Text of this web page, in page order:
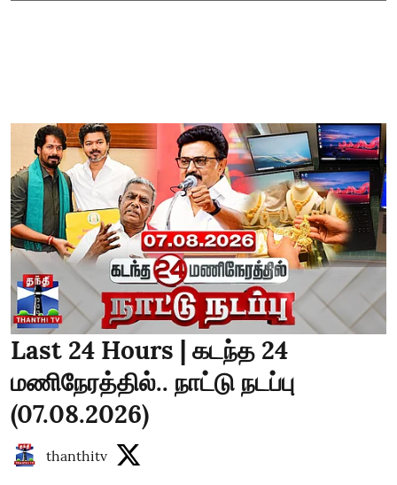
Last 24 Hours | கடந்த 24
மணிநேரத்தில்.. நாட்டு நடப்பு
(07.08.2026)
thanthitv